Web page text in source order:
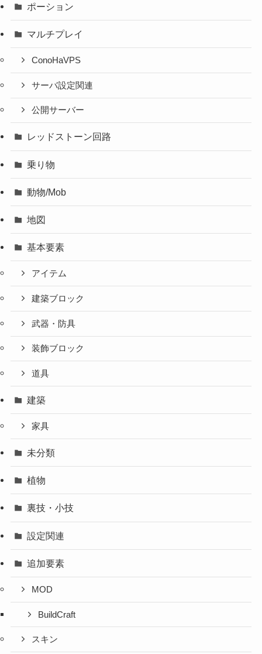
ポーション
マルチプレイ
ConoHaVPS
サーバ設定関連
公開サーバー
レッドストーン回路
乗り物
動物/Mob
地図
基本要素
アイテム
建築ブロック
武器・防具
装飾ブロック
道具
建築
家具
未分類
植物
裏技・小技
設定関連
追加要素
MOD
BuildCraft
スキン